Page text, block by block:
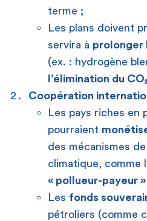
terme ;
Les plans doivent
servira à prolonger
(ex. : hydrogène
l’élimination du CO₂
Coopération
Les pays riches
pourraient
des mécanismes
climatique, comme
« pollueur-payeur »
Les fonds
pétroliers (comme